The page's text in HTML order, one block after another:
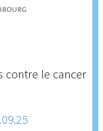
contre le cancer